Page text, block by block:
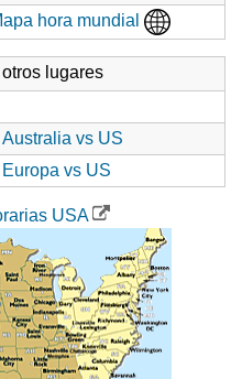
hora mundial
lugares
Australia vs US
Europa vs US
USA